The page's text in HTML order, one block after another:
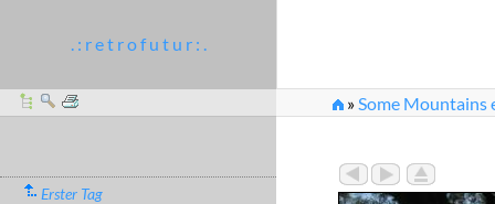
. : r e t r o f u t u r : .
»Some Mountains
Erster Tag